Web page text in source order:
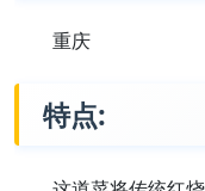
重庆
特点: